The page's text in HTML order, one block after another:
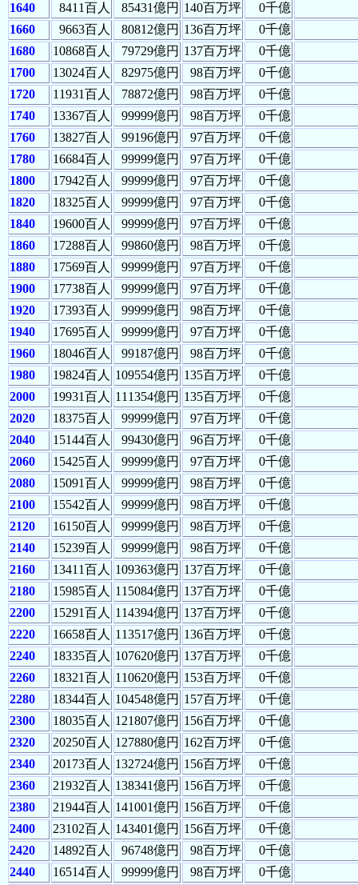
1640
8411百人 85431億円 140百万坪
0千億
1660
9663百人 80812億円 136百万坪
0千億
1680
10868百人 79729億円 137百万坪
0千億
1700
13024百人 82975億円 98百万坪
0千億
1720
11931百人 78872億円 98百万坪
0千億
1740
13367百人 99999億円 98百万坪
0千億
1760
13827百人 99196億円 97百万坪
0千億
1780
16684百人 99999億円 97百万坪
0千億
1800
17942百人 99999億円 97百万坪
0千億
1820
18325百人 99999億円 97百万坪
0千億
1840
19600百人 99999億円 97百万坪
0千億
1860
17288百人 99860億円 98百万坪
0千億
1880
17569百人 99999億円 97百万坪
0千億
1900
17738百人 99999億円 97百万坪
0千億
1920
17393百人 99999億円 98百万坪
0千億
1940
17695百人 99999億円 97百万坪
0千億
1960
18046百人 99187億円 98百万坪
0千億
1980
19824百人 109554億円 135百万坪
0千億
2000
19931百人 111354億円 135百万坪
0千億
2020
18375百人 99999億円 97百万坪
0千億
2040
15144百人 99430億円 96百万坪
0千億
2060
15425百人 99999億円 97百万坪
0千億
2080
15091百人 99999億円 98百万坪
0千億
2100
15542百人 99999億円 98百万坪
0千億
2120
16150百人 99999億円 98百万坪
0千億
2140
15239百人 99999億円 98百万坪
0千億
2160
13411百人 109363億円 137百万坪
0千億
2180
15985百人 115084億円 137百万坪
0千億
2200
15291百人 114394億円 137百万坪
0千億
2220
16658百人 113517億円 136百万坪
0千億
2240
18335百人 107620億円 137百万坪
0千億
2260
18321百人 110620億円 153百万坪
0千億
2280
18344百人 104548億円 157百万坪
0千億
2300
18035百人 121807億円 156百万坪
0千億
2320
20250百人 127880億円 162百万坪
0千億
2340
20173百人 132724億円 156百万坪
0千億
2360
21932百人 138341億円 156百万坪
0千億
2380
21944百人 141001億円 156百万坪
0千億
2400
23102百人 143401億円 156百万坪
0千億
2420
14892百人 96748億円 98百万坪
0千億
2440
16514百人 99999億円 98百万坪 0千億